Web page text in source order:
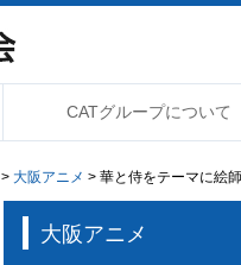
CATグループについて
> 大阪アニメ > 華と侍をテーマに絵
大阪アニメ